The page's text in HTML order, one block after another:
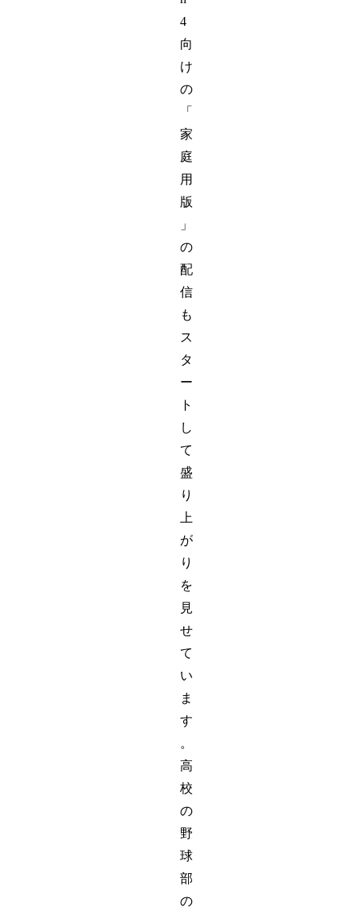
4
向
け
の
「
家
庭
用
版
」
の
配
信
も
ス
タ
ー
ト
し
て
盛
り
上
が
り
を
見
せ
て
い
ま
す
。
高
校
の
野
球
部
の